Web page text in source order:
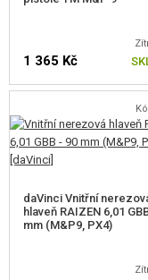
1 365 Kč
daVinci Vnitřní
hlaveň RAIZEN 6,01
mm (M&P9, PX4)